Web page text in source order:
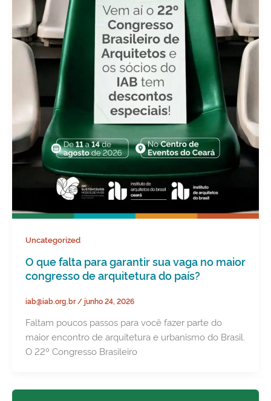
Uncategorized
O que falta para garantir sua vaga no maior
congresso de arquitetura do país?
iab@iab.org.br/junho 24, 2026
Faltam poucos passos para você fazer parte do
maior encontro de arquitetura e urbanismo do Brasil.
O 22º Congresso Brasileiro